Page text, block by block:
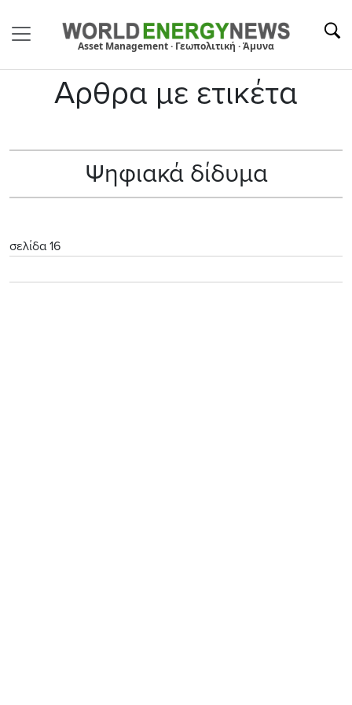
Asset Management · Γεωπολιτική · Άμυνα
Αρθρα με ετικέτα
Ψηφιακά δίδυμα
σελίδα 16